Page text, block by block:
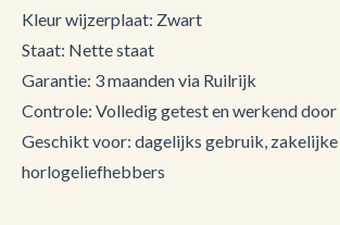
Kleur wijzerplaat: Zwart
Staat: Nette staat
Garantie: 3 maanden via Ruilrijk
Controle: Volledig getest en werkend
Geschikt voor: dagelijks gebruik, zakelijke
horlogeliefhebbers